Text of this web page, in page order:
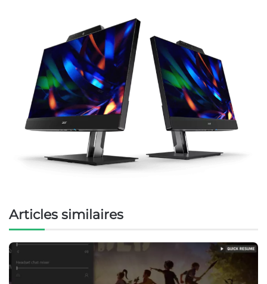
Articles similaires